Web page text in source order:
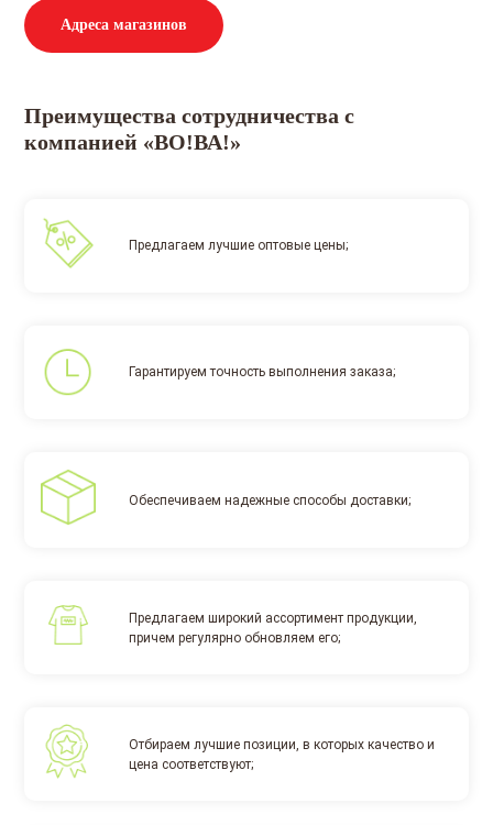
Адреса магазинов
Преимущества сотрудничества с
компанией «ВО!ВА!»
Предлагаем лучшие оптовые цены;
Гарантируем точность выполнения заказа;
Обеспечиваем надежные способы доставки;
Предлагаем широкий ассортимент продукции,
причем регулярно обновляем его;
Отбираем лучшие позиции, в которых качество и
цена соответствуют;